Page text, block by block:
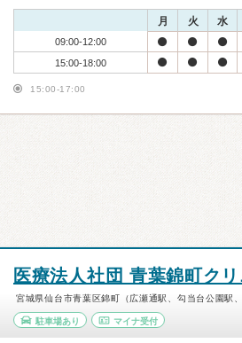
月 火 水
09:00-12:00
15:00-18:00
15:00-17:00
医療法人社団 青葉錦町ク
宮城県仙台市青葉区錦町（広瀬通駅、勾当台公園駅
駐車場あり マイナ受付